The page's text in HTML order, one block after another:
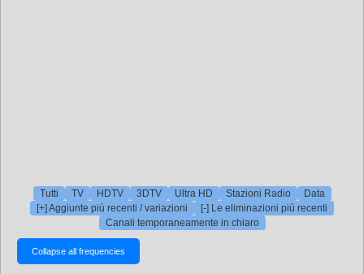
Tutti TV HDTV 3DTV Ultra HD Stazioni Radio
Data
[+] Aggiunte più recenti / variazioni
[-] Le eliminazioni più recenti
Canali temporaneamente in chiaro